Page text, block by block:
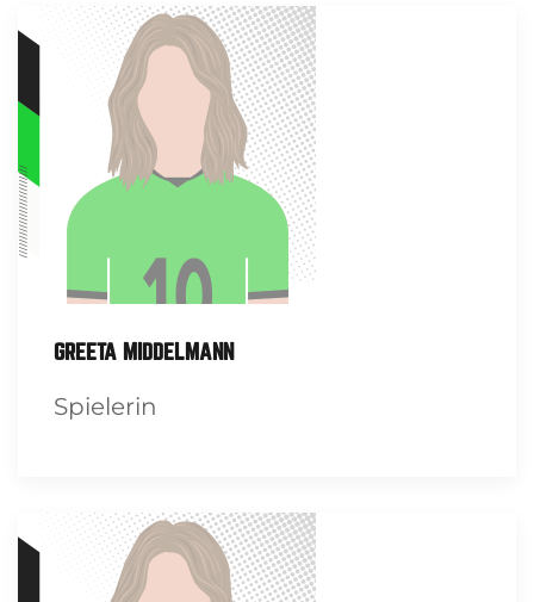
GREETA MIDDELMANN
Spielerin